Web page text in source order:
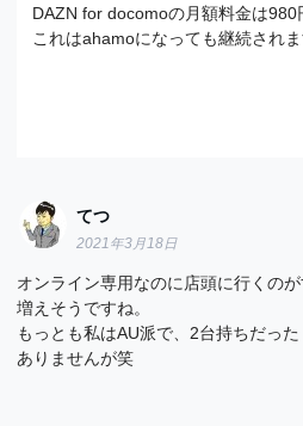
DAZN for docomoの月額料金は980
これはahamoになっても継続されま
てつ
2021年3月18日
オンライン専用なのに店頭に行くの
増えそうですね。
もっとも私はAU派で、2台持ちだっ
ありませんが笑